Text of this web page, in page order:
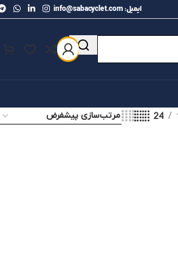
ایمیل: info@sabacyclet.com
24